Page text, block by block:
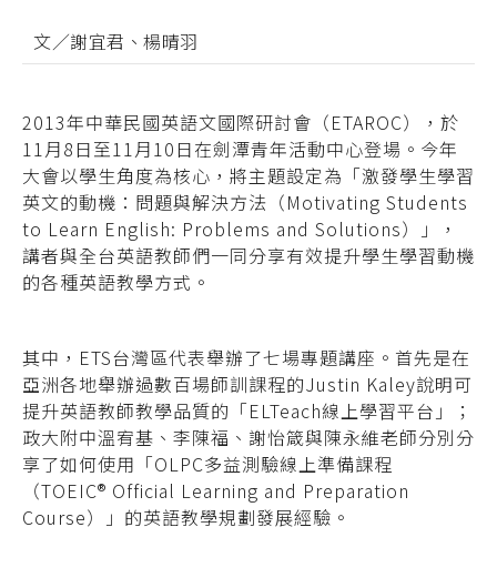
文／謝宜君、楊晴羽
2013年中華民國英語文國際研討會（ETAROC），於
11月8日至11月10日在劍潭青年活動中心登場。今年
大會以學生角度為核心，將主題設定為「激發學生學習
英文的動機：問題與解決方法（Motivating Students
to Learn English: Problems and Solutions）」，
講者與全台英語教師們一同分享有效提升學生學習動機
的各種英語教學方式。
其中，ETS台灣區代表舉辦了七場專題講座。首先是在
亞洲各地舉辦過數百場師訓課程的Justin Kaley說明可
提升英語教師教學品質的「ELTeach線上學習平台」；
政大附中溫宥基、李陳福、謝怡箴與陳永維老師分別分
享了如何使用「OLPC多益測驗線上準備課程
（TOEIC® Official Learning and Preparation
Course）」的英語教學規劃發展經驗。